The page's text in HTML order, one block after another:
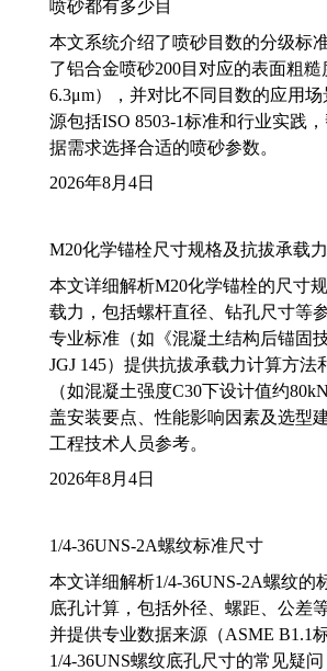
喷砂都有多少目
本文系统介绍了喷砂目数的分级标
了铝合金喷砂200目对应的表面粗糙
6.3μm），并对比不同目数的应用
源包括ISO 8503-1标准和行业实践
据需求选择合适的喷砂参数。
2026年8月4日
M20化学锚栓尺寸规格及抗拔承载
本文详细解析M20化学锚栓的尺寸
载力，包括螺杆直径、钻孔尺寸等
专业标准（如《混凝土结构后锚固
JGJ 145）提供抗拔承载力计算方法
（如混凝土强度C30下设计值约
盖安装要点、性能影响因素及选型
工程技术人员参考。
2026年8月4日
1/4-36UNS-2A螺纹标准尺寸
本文详细解析1/4-36UNS-2A螺纹的
底孔计算，包括外径、螺距、公差
并提供专业数据来源（ASME B1.1
1/4-36UNS螺纹底孔尺寸的常见疑